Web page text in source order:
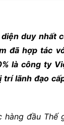
duy nhất
đã hợp tác
là công ty
lãnh đạo
hàng đầu Thế